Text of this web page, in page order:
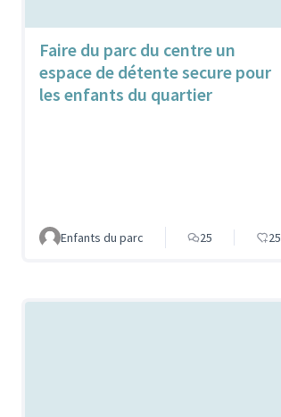
Faire du parc du centre un
espace de détente secure pour
les enfants du quartier
Enfants du parc 25 25